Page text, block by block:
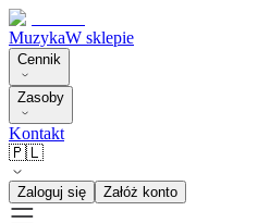
MuzykaW sklepie
Cennik
Zasoby
Kontakt
🇵🇱
Zaloguj się Załóż konto